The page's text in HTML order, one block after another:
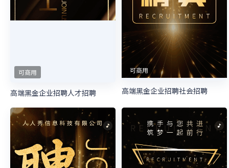
可商用
高端黑金企业招聘人才招聘
可商用
高端黑金企业招聘社会招聘